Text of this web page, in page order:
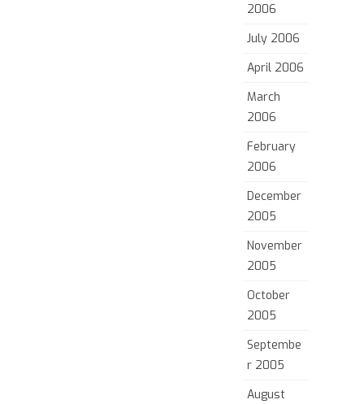
2006
July 2006
April 2006
March
2006
February
2006
December
2005
November
2005
October
2005
Septembe
r 2005
August